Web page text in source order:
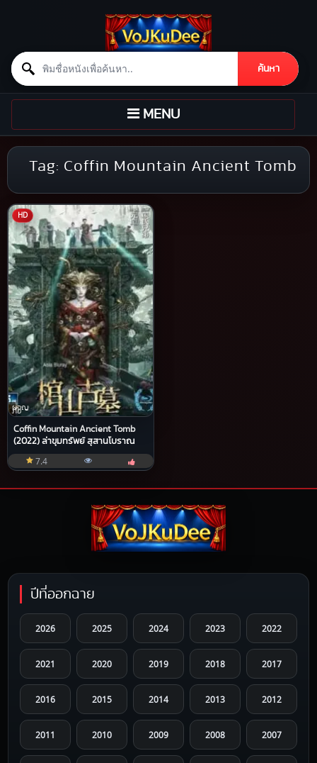
Search for:
ค้นหา
Skip to content
TOGGLE
NAVIGATION
MENU
Tag: Coffin Mountain Ancient Tomb
HD
ผจญ
ภัย
Coffin Mountain Ancient Tomb
(2022) ล่าขุมทรัพย์ สุสานโบราณ
7.4
ปีที่ออกฉาย
2026 2025 2024 2023 2022
2021 2020 2019 2018 2017
2016 2015 2014 2013 2012
2011 2010 2009 2008 2007